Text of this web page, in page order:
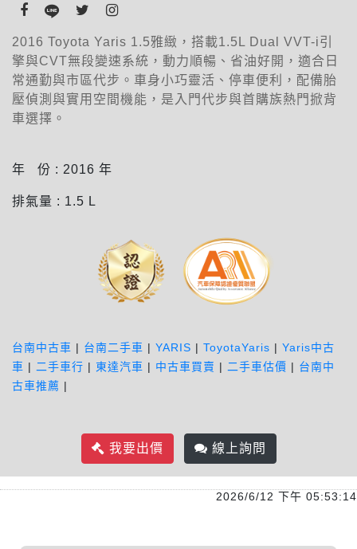
2016 Toyota Yaris 1.5雅緻，搭載1.5L Dual VVT-i引
擎與CVT無段變速系統，動力順暢、省油好開，適合日
常通勤與市區代步。車身小巧靈活、停車便利，配備胎
壓偵測與實用空間機能，是入門代步與首購族熱門掀背
車選擇。
年 份 : 2016 年
排氣量 : 1.5 L
台南中古車 | 台南二手車 | YARIS | ToyotaYaris | Yaris中古
車 | 二手車行 | 東達汽車 | 中古車買賣 | 二手車估價 | 台南中
古車推薦 |
我要出價 線上詢問
2026/6/12 下午 05:53:14